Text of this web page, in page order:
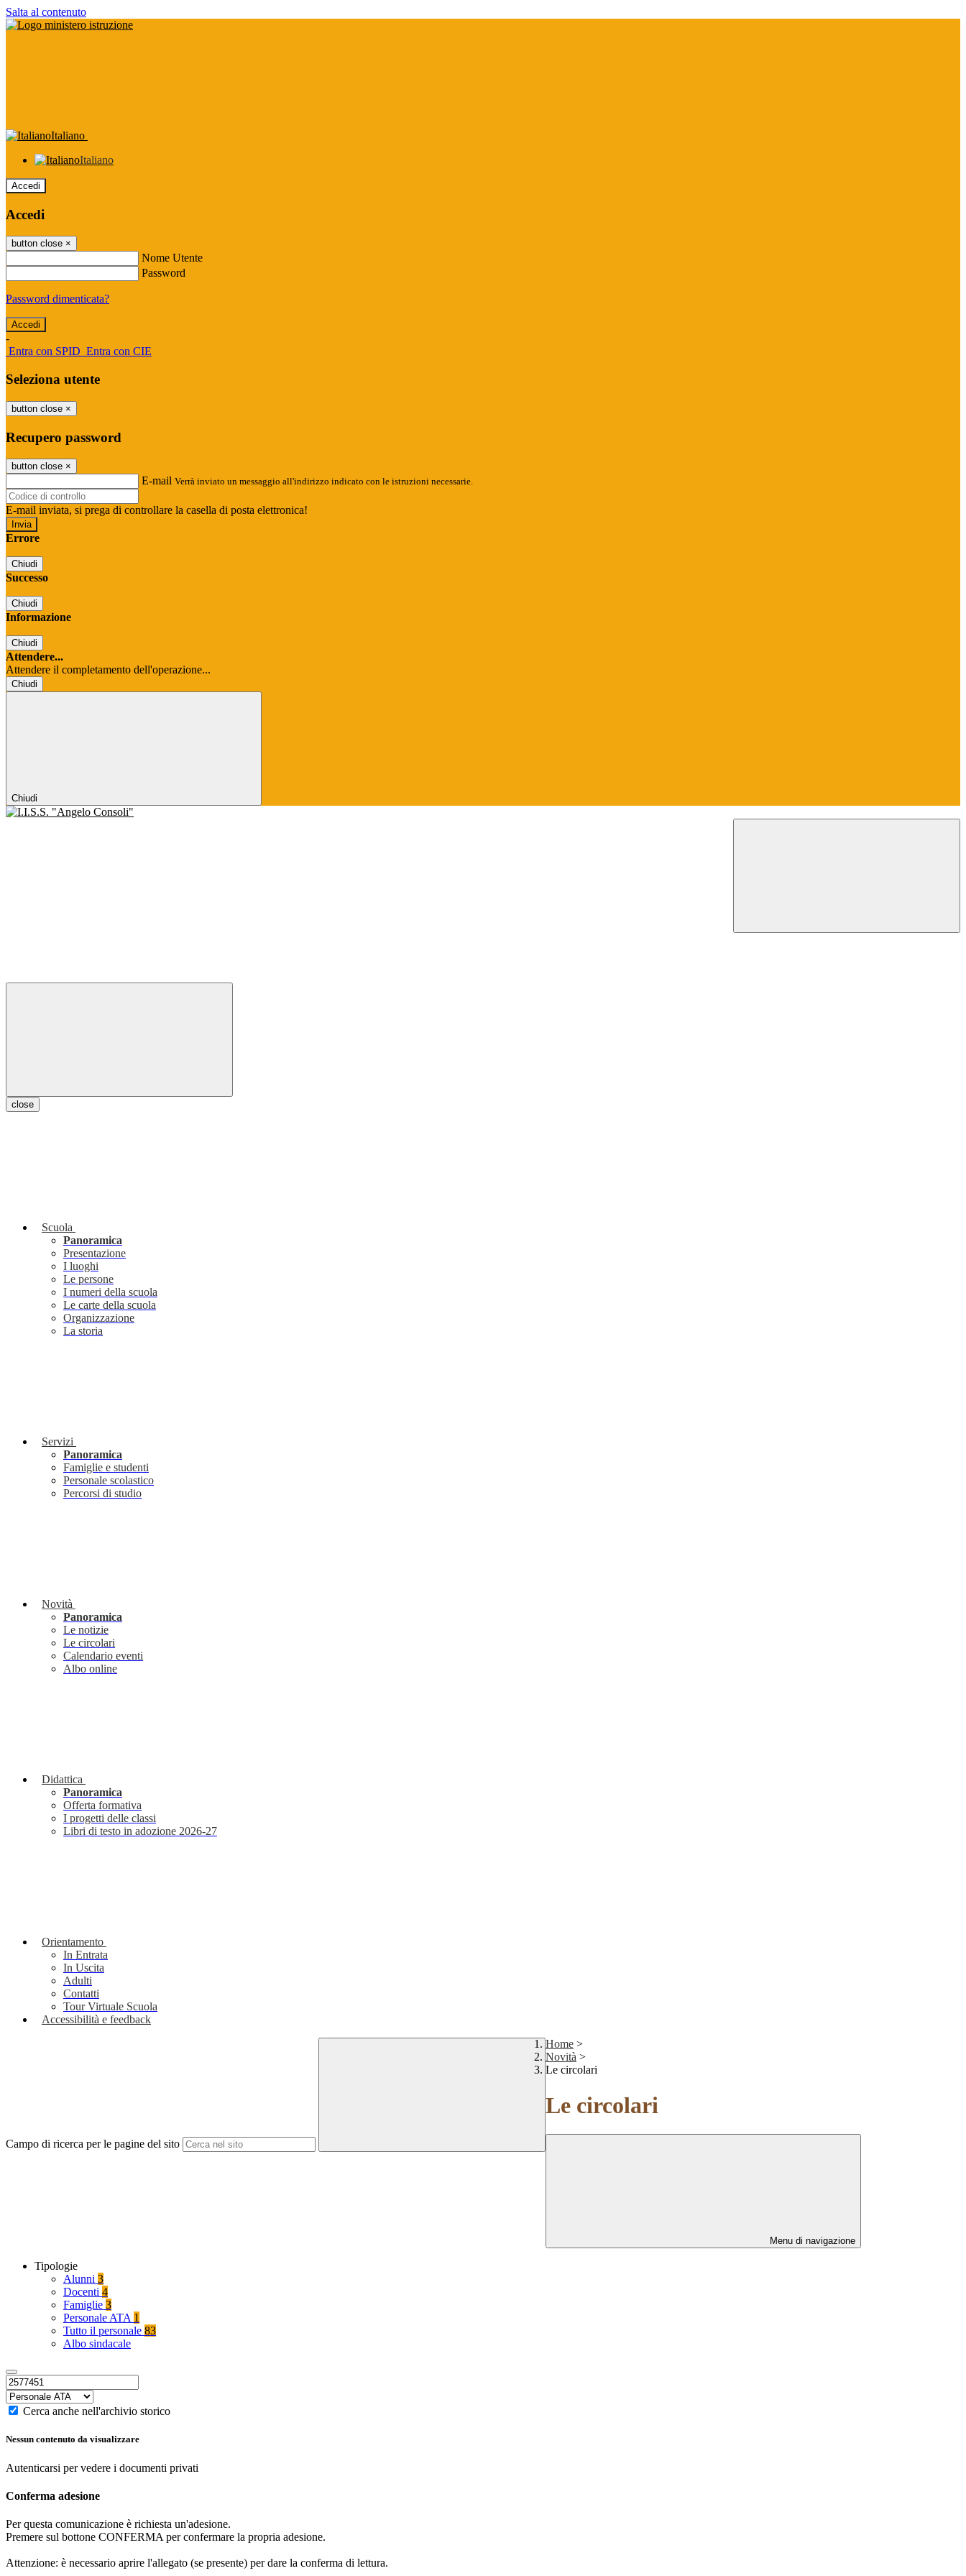
Salta al contenuto
Italiano
Italiano
Accedi
Accedi
button close ×
Nome Utente
Password
Password dimenticata?
-
Entra con SPID Entra con CIE
Seleziona utente
button close ×
Recupero password
button close ×
E-mail Verrà inviato un messaggio all'indirizzo indicato con le istruzioni necessarie.
E-mail inviata, si prega di controllare la casella di posta elettronica!
Errore
Chiudi
Successo
Chiudi
Informazione
Chiudi
Attendere...
Attendere il completamento dell'operazione...
Chiudi
Chiudi
close
Scuola
Panoramica
Presentazione
I luoghi
Le persone
I numeri della scuola
Le carte della scuola
Organizzazione
La storia
Servizi
Panoramica
Famiglie e studenti
Personale scolastico
Percorsi di studio
Novità
Panoramica
Le notizie
Le circolari
Calendario eventi
Albo online
Didattica
Panoramica
Offerta formativa
I progetti delle classi
Libri di testo in adozione 2026-27
Orientamento
In Entrata
In Uscita
Adulti
Contatti
Tour Virtuale Scuola
Accessibilità e feedback
Campo di ricerca per le pagine del sito
Home >
Novità >
Le circolari
Le circolari
Menu di navigazione
Tipologie
Alunni 3
Docenti 4
Famiglie 3
Personale ATA 1
Tutto il personale 83
Albo sindacale
Cerca anche nell'archivio storico
Nessun contenuto da visualizzare
Autenticarsi per vedere i documenti privati
Conferma adesione
Per questa comunicazione è richiesta un'adesione.
Premere sul bottone CONFERMA per confermare la propria adesione.
Attenzione: è necessario aprire l'allegato (se presente) per dare la conferma di lettura.